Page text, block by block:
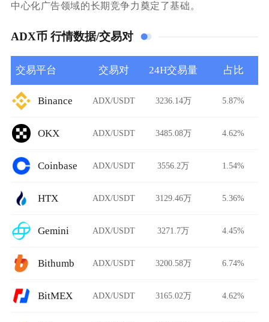
中心化广告领域的长期竞争力奠定了基础。
ADX币 行情数据/交易对
交易平台 交易对 24H交易量 占比
Binance ADX/USDT 3236.14万 5.87%
OKX ADX/USDT 3485.08万 4.62%
Coinbase ADX/USDT 3556.2万 1.54%
HTX ADX/USDT 3129.46万 5.36%
Gemini ADX/USDT 3271.7万 4.45%
Bithumb ADX/USDT 3200.58万 6.74%
BitMEX ADX/USDT 3165.02万 4.62%